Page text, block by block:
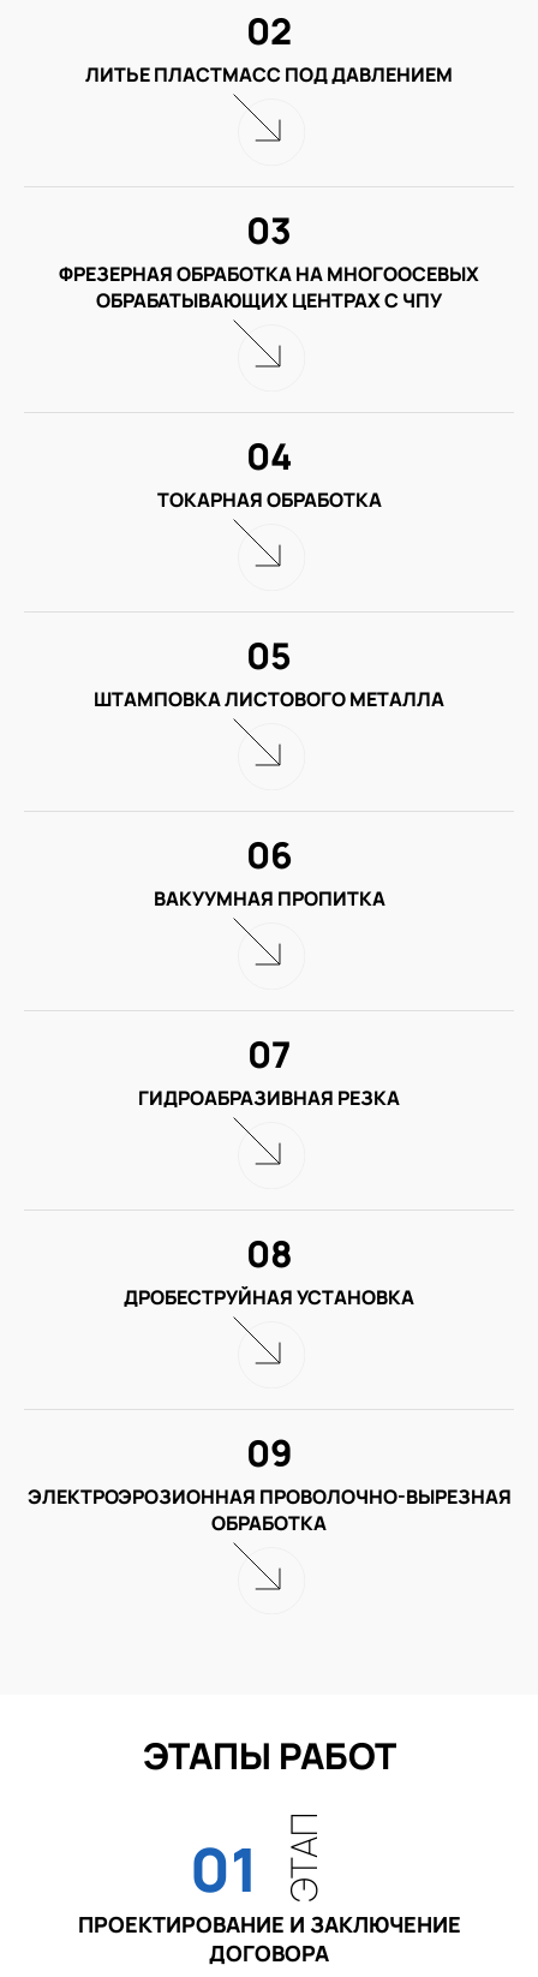
ЛИТЬЕ ПЛАСТМАСС ПОД ДАВЛЕНИЕМ
02
ФРЕЗЕРНАЯ ОБРАБОТКА НА МНОГООСЕВЫХ
ОБРАБАТЫВАЮЩИХ ЦЕНТРАХ С ЧПУ
03
ТОКАРНАЯ ОБРАБОТКА
04
ШТАМПОВКА ЛИСТОВОГО МЕТАЛЛА
05
ВАКУУМНАЯ ПРОПИТКА
06
ГИДРОАБРАЗИВНАЯ РЕЗКА
07
ДРОБЕСТРУЙНАЯ УСТАНОВКА
08
ЭЛЕКТРОЭРОЗИОННАЯ ПРОВОЛОЧНО-ВЫРЕЗНАЯ
ОБРАБОТКА
09
ЭТАПЫ РАБОТ
01 ЭТАП
ПРОЕКТИРОВАНИЕ И ЗАКЛЮЧЕНИЕ
ДОГОВОРА